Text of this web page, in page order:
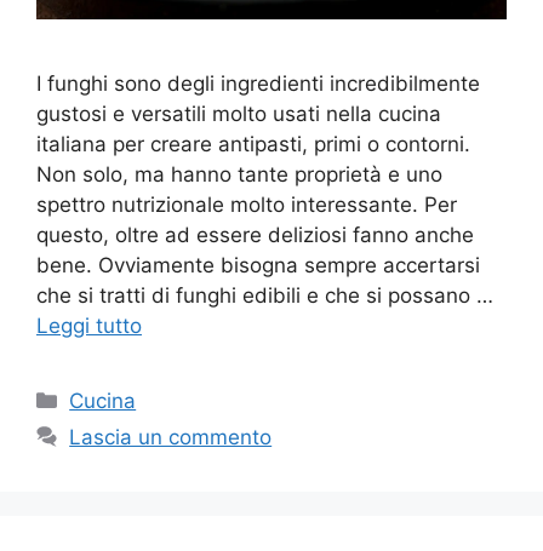
I funghi sono degli ingredienti incredibilmente
gustosi e versatili molto usati nella cucina
italiana per creare antipasti, primi o contorni.
Non solo, ma hanno tante proprietà e uno
spettro nutrizionale molto interessante. Per
questo, oltre ad essere deliziosi fanno anche
bene. Ovviamente bisogna sempre accertarsi
che si tratti di funghi edibili e che si possano …
Leggi tutto
Categorie
Cucina
Lascia un commento